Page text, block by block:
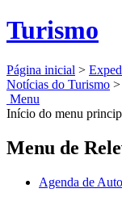
Turismo
Página inicial >
Notícias do Turismo >
Menu
Início do menu
Menu de
Agenda de